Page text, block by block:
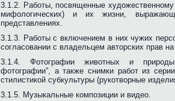
3.1.2. Работы, посвященные
мифологических) и их жизни,
представлениях.
3.1.3. Работы с включением в них чужих
согласовании с владельцем авторских прав
3.1.4. Фотографии животных и
фотографии”, а также снимки работ из
стилистикой субкультуры (рукотворные
3.1.5. Музыкальные композиции и видео.